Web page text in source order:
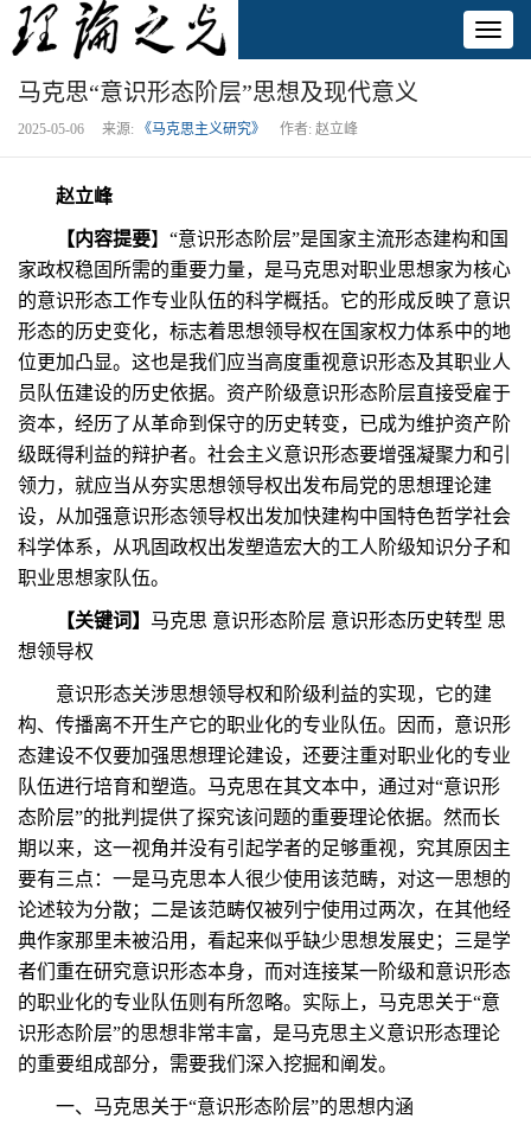
马克思“意识形态阶层”思想及现代意义
2025-05-06 来源: 《马克思主义研究》 作者: 赵立峰
赵立峰
【内容提要】“意识形态阶层”是国家主流形态建构和国
家政权稳固所需的重要力量，是马克思对职业思想家为核心
的意识形态工作专业队伍的科学概括。它的形成反映了意识
形态的历史变化，标志着思想领导权在国家权力体系中的地
位更加凸显。这也是我们应当高度重视意识形态及其职业人
员队伍建设的历史依据。资产阶级意识形态阶层直接受雇于
资本，经历了从革命到保守的历史转变，已成为维护资产阶
级既得利益的辩护者。社会主义意识形态要增强凝聚力和引
领力，就应当从夯实思想领导权出发布局党的思想理论建
设，从加强意识形态领导权出发加快建构中国特色哲学社会
科学体系，从巩固政权出发塑造宏大的工人阶级知识分子和
职业思想家队伍。
【关键词】 马克思 意识形态阶层 意识形态历史转型 思
想领导权
意识形态关涉思想领导权和阶级利益的实现，它的建
构、传播离不开生产它的职业化的专业队伍。因而，意识形
态建设不仅要加强思想理论建设，还要注重对职业化的专业
队伍进行培育和塑造。马克思在其文本中，通过对“意识形
态阶层”的批判提供了探究该问题的重要理论依据。然而长
期以来，这一视角并没有引起学者的足够重视，究其原因主
要有三点：一是马克思本人很少使用该范畴，对这一思想的
论述较为分散；二是该范畴仅被列宁使用过两次，在其他经
典作家那里未被沿用，看起来似乎缺少思想发展史；三是学
者们重在研究意识形态本身，而对连接某一阶级和意识形态
的职业化的专业队伍则有所忽略。实际上，马克思关于“意
识形态阶层”的思想非常丰富，是马克思主义意识形态理论
的重要组成部分，需要我们深入挖掘和阐发。
一、马克思关于“意识形态阶层”的思想内涵